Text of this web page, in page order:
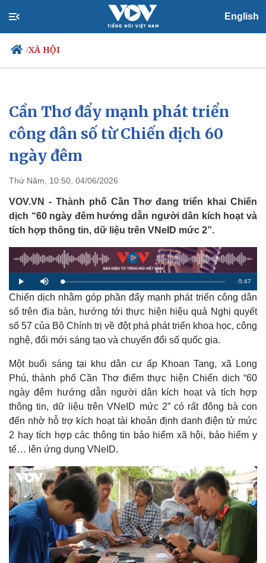
English
/XÃ HỘI
Chính trị
Đảng
Tổ chức nhân sự
Quốc hội
Nhận diện sự thật
Xã hội
Tin 24h
Dự báo thời tiết
Cần Thơ đẩy mạnh phát triển
công dân số từ Chiến dịch 60
ngày đêm
Thứ Năm, 10:50, 04/06/2026
VOV.VN - Thành phố Cần Thơ đang triển khai Chiến
dịch “60 ngày đêm hướng dẫn người dân kích hoạt và
tích hợp thông tin, dữ liệu trên VNeID mức 2”.
P
l
a
y
M
u
t
e
L
o
a
d
e
d
1
7
7
R
e
m
n
g
m
e
-5:47
Chiến dịch nhằm góp phần đẩy mạnh phát triển công dân
số trên địa bàn, hướng tới thực hiện hiệu quả Nghị quyết
số 57 của Bộ Chính trị về đột phá phát triển khoa học, công
nghệ, đổi mới sáng tạo và chuyển đổi số quốc gia.
Một buổi sáng tại khu dân cư ấp Khoan Tang, xã Long
Phú, thành phố Cần Thơ điểm thực hiện Chiến dịch “60
ngày đêm hướng dẫn người dân kích hoạt và tích hợp
thông tin, dữ liệu trên VNeID mức 2” có rất đông bà con
đến nhờ hỗ trợ kích hoạt tài khoản định danh điện tử mức
2 hay tích hợp các thông tin bảo hiểm xã hội, bảo hiểm y
tế… lên ứng dụng VNeID.